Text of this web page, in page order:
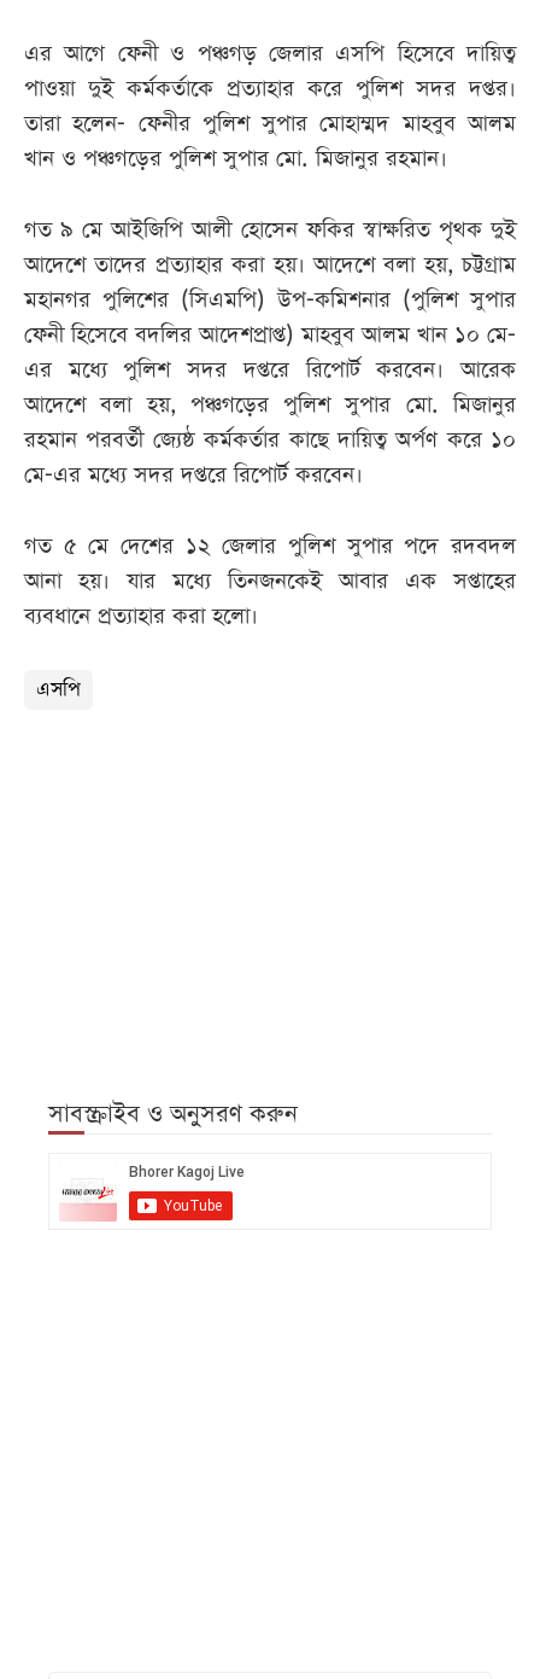
এর আগে ফেনী ও পঞ্চগড় জেলার এসপি হিসেবে দায়িত্ব
পাওয়া দুই কর্মকর্তাকে প্রত্যাহার করে পুলিশ সদর দপ্তর।
তারা হলেন- ফেনীর পুলিশ সুপার মোহাম্মদ মাহবুব আলম
খান ও পঞ্চগড়ের পুলিশ সুপার মো. মিজানুর রহমান।
গত ৯ মে আইজিপি আলী হোসেন ফকির স্বাক্ষরিত পৃথক দুই
আদেশে তাদের প্রত্যাহার করা হয়। আদেশে বলা হয়, চট্টগ্রাম
মহানগর পুলিশের (সিএমপি) উপ-কমিশনার (পুলিশ সুপার
ফেনী হিসেবে বদলির আদেশপ্রাপ্ত) মাহবুব আলম খান ১০ মে-
এর মধ্যে পুলিশ সদর দপ্তরে রিপোর্ট করবেন। আরেক
আদেশে বলা হয়, পঞ্চগড়ের পুলিশ সুপার মো. মিজানুর
রহমান পরবর্তী জ্যেষ্ঠ কর্মকর্তার কাছে দায়িত্ব অর্পণ করে ১০
মে-এর মধ্যে সদর দপ্তরে রিপোর্ট করবেন।
গত ৫ মে দেশের ১২ জেলার পুলিশ সুপার পদে রদবদল
আনা হয়। যার মধ্যে তিনজনকেই আবার এক সপ্তাহের
ব্যবধানে প্রত্যাহার করা হলো।
এসপি
সাবস্ক্রাইব ও অনুসরণ করুন